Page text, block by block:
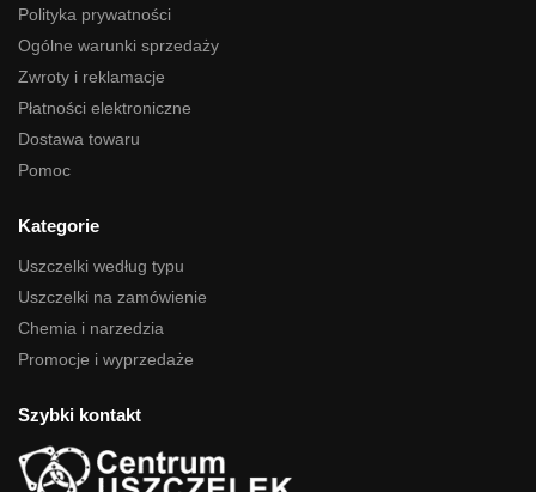
Polityka prywatności
Ogólne warunki sprzedaży
Zwroty i reklamacje
Płatności elektroniczne
Dostawa towaru
Pomoc
Kategorie
Uszczelki według typu
Uszczelki na zamówienie
Chemia i narzedzia
Promocje i wyprzedaże
Szybki kontakt